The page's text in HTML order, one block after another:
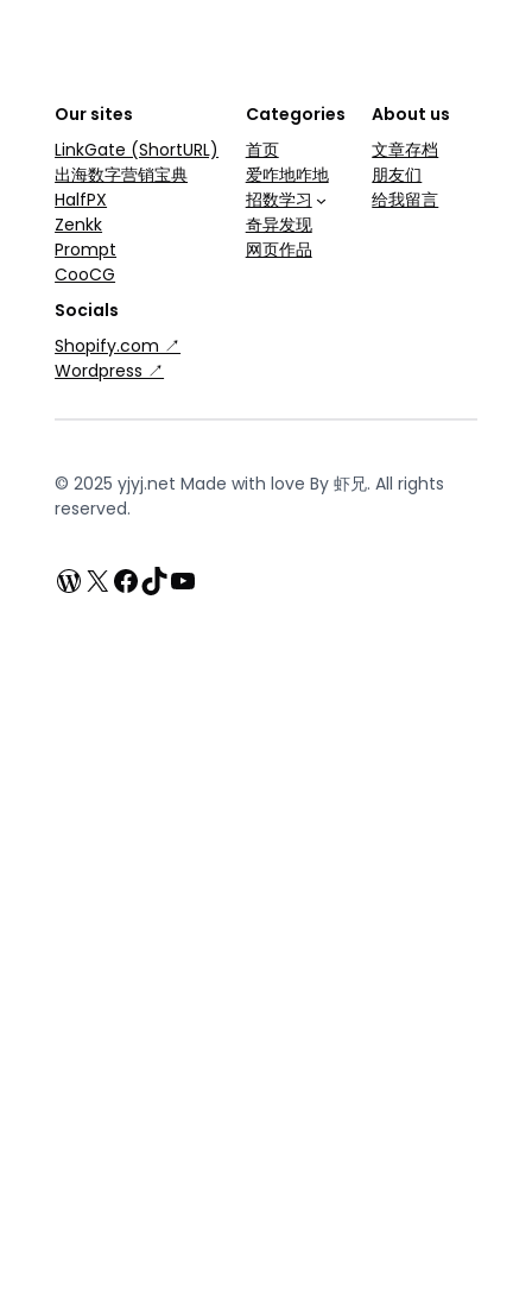
Our sites
LinkGate (ShortURL)
出海数字营销宝典
HalfPX
Zenkk
Prompt
CooCG
Categories
首页
爱咋地咋地
招数学习
奇异发现
网页作品
About us
文章存档
朋友们
给我留言
Socials
Shopify.com ↗
Wordpress ↗
© 2025 yjyj.net Made with love By 虾兄. All rights
reserved.
WordPress
X Facebook
TikTokYouTube